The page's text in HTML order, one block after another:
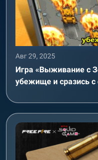
Авг 29, 2025
Игра «Выживание с
убежище и сразись с